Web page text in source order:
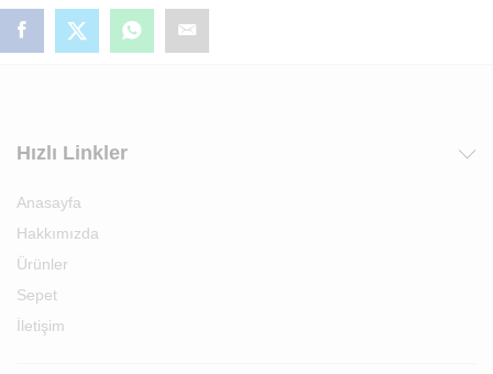
Hızlı Linkler
Anasayfa
Hakkımızda
Ürünler
Sepet
İletişim